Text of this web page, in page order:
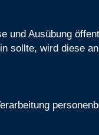
und Ausübung
sollte, wird diese